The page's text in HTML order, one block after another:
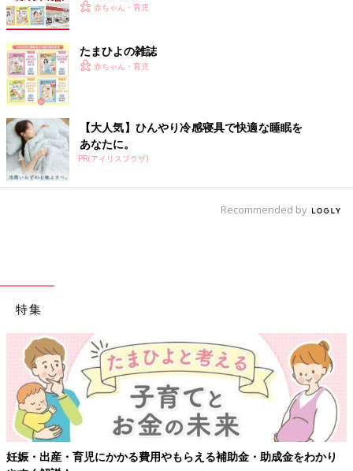
赤ちゃん・育児
たまひよの雑誌
赤ちゃん・育児
【大人気】ひんやり冷感寝具で快適な睡眠を
あなたに。
PR(アイリスプラザ)
Recommended by
特集
妊娠・出産・育児にかかる費用やもらえる補助金・助成金をわかり